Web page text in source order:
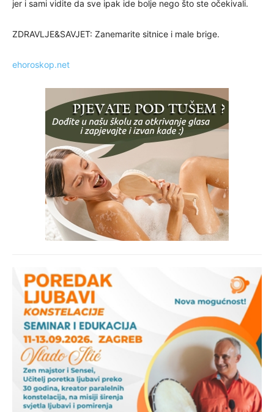
jer i sami vidite da sve ipak ide bolje nego što ste očekivali.
ZDRAVLJE&SAVJET: Zanemarite sitnice i male brige.
ehoroskop.net